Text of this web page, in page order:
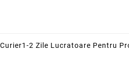
1-2 Zile Lucratoare Pentru